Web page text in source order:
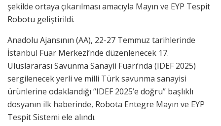
şekilde ortaya çıkarılması amacıyla Mayın ve EYP Tespit
Robotu geliştirildi.
Anadolu Ajansının (AA), 22-27 Temmuz tarihlerinde
İstanbul Fuar Merkezi’nde düzenlenecek 17.
Uluslararası Savunma Sanayii Fuarı’nda (IDEF 2025)
sergilenecek yerli ve milli Türk savunma sanayisi
ürünlerine odaklandığı “IDEF 2025’e doğru” başlıklı
dosyanın ilk haberinde, Robota Entegre Mayın ve EYP
Tespit Sistemi ele alındı.